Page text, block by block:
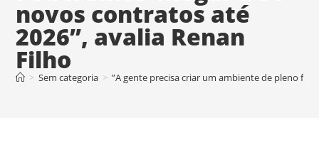
novos contratos até
2026”, avalia Renan
Filho
> Sem categoria > ”A gente precisa criar um ambiente de pleno